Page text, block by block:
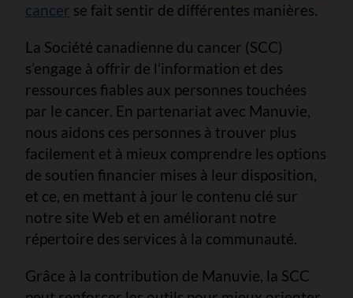
cancer se fait sentir de différentes manières.
La Société canadienne du cancer (SCC)
s’engage à offrir de l’information et des
ressources fiables aux personnes touchées
par le cancer. En partenariat avec Manuvie,
nous aidons ces personnes à trouver plus
facilement et à mieux comprendre les options
de soutien financier mises à leur disposition,
et ce, en mettant à jour le contenu clé sur
notre site Web et en améliorant notre
répertoire des services à la communauté.
Grâce à la contribution de Manuvie, la SCC